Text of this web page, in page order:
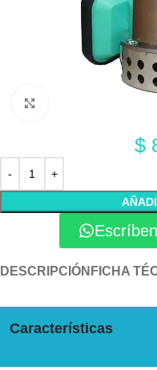
$
DESCRIPCIÓN FICHA
Características